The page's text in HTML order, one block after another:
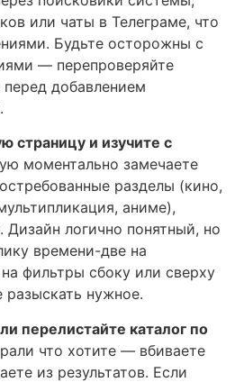
или чаты в Телеграме, что
Будьте осторожны с
— перепроверяйте
добавлением
страницу и изучите с
моментально замечаете
разделы (кино,
аниме),
Дизайн логично понятный, но
времени-две на
фильтры сбоку или сверху
нужное.
перелистайте каталог по
что хотите — вбиваете
из результатов. Если